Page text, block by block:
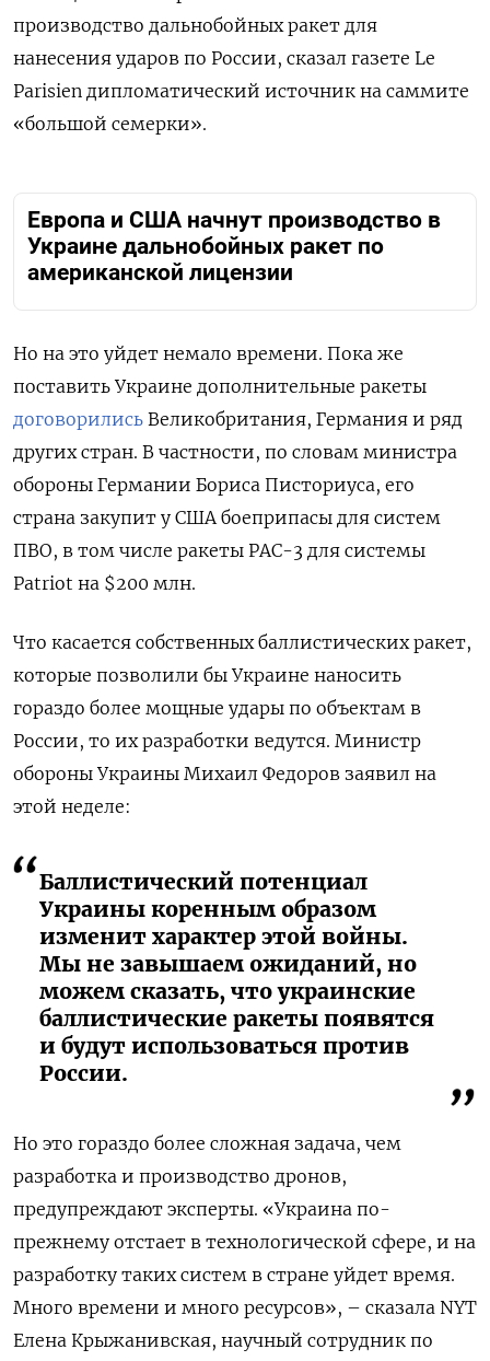
производство дальнобойных ракет для
нанесения ударов по России, сказал газете Le
Parisien дипломатический источник на саммите
«большой семерки».
Европа и США начнут производство в
Украине дальнобойных ракет по
американской лицензии
Но на это уйдет немало времени. Пока же
поставить Украине дополнительные ракеты
договорились Великобритания, Германия и ряд
других стран. В частности, по словам министра
обороны Германии Бориса Писториуса, его
страна закупит у США боеприпасы для систем
ПВО, в том числе ракеты PAC-3 для системы
Patriot на $200 млн.
Что касается собственных баллистических ракет,
которые позволили бы Украине наносить
гораздо более мощные удары по объектам в
России, то их разработки ведутся. Министр
обороны Украины Михаил Федоров заявил на
этой неделе:
Баллистический потенциал
Украины коренным образом
изменит характер этой войны.
Мы не завышаем ожиданий, но
можем сказать, что украинские
баллистические ракеты появятся
и будут использоваться против
России.
Но это гораздо более сложная задача, чем
разработка и производство дронов,
предупреждают эксперты. «Украина по-
прежнему отстает в технологической сфере, и на
разработку таких систем в стране уйдет время.
Много времени и много ресурсов», – сказала NYT
Елена Крыжанивская, научный сотрудник по